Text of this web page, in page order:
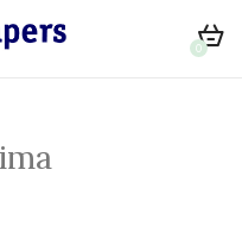
0